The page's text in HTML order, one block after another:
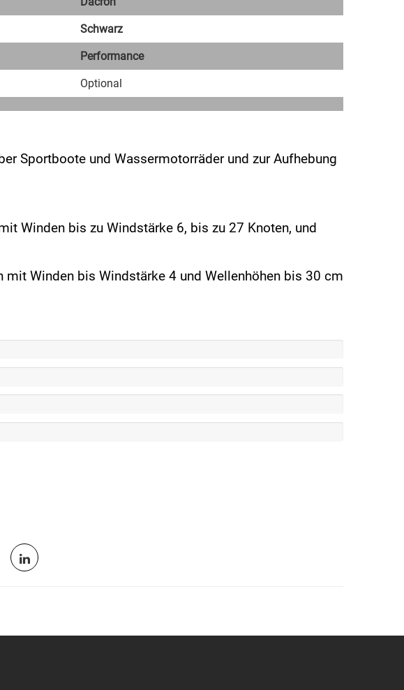
Schwarz
Performance
Optional
Sportboote und Wassermotorräder und zur Aufhebung
Winden bis zu Windstärke 6, bis zu 27 Knoten, und
Winden bis Windstärke 4 und Wellenhöhen bis 30 cm